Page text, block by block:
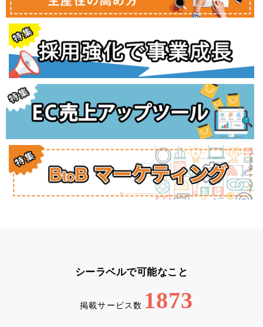
シーラベルで可能なこと
掲載サービス数 1873